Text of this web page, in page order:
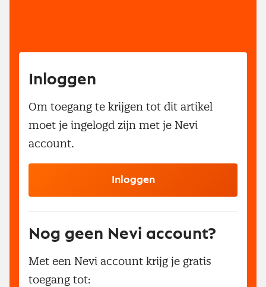
Inloggen
Om toegang te krijgen tot dit artikel
moet je ingelogd zijn met je Nevi
account.
Inloggen
Nog geen Nevi account?
Met een Nevi account krijg je gratis
toegang tot: